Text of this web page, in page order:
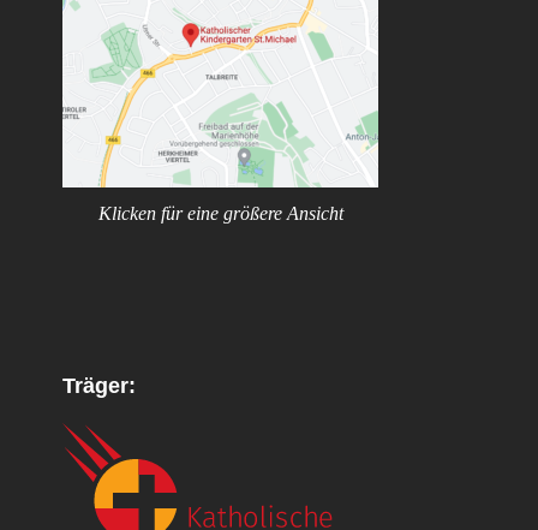
Klicken für eine größere Ansicht
Träger: